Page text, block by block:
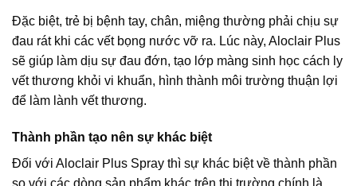
Đặc biệt, trẻ bị bệnh tay, chân, miệng thường phải chịu sự
đau rát khi các vết bọng nước vỡ ra. Lúc này, Aloclair Plus
sẽ giúp làm dịu sự đau đớn, tạo lớp màng sinh học cách ly
vết thương khỏi vi khuẩn, hình thành môi trường thuận lợi
để làm lành vết thương.
Thành phần tạo nên sự khác biệt
Đối với Aloclair Plus Spray thì sự khác biệt về thành phần
so với các dòng sản phẩm khác trên thị trường chính là